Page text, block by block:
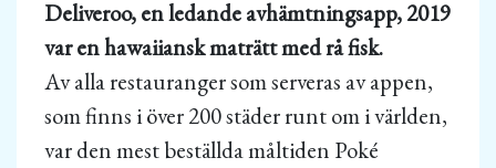
Deliveroo, en ledande avhämtningsapp, 2019
var en hawaiiansk maträtt med rå fisk.
Av alla restauranger som serveras av appen,
som finns i över 200 städer runt om i världen,
var den mest beställda måltiden Poké